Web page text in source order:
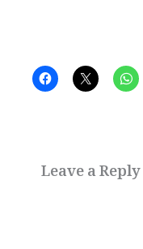
Leave a Reply